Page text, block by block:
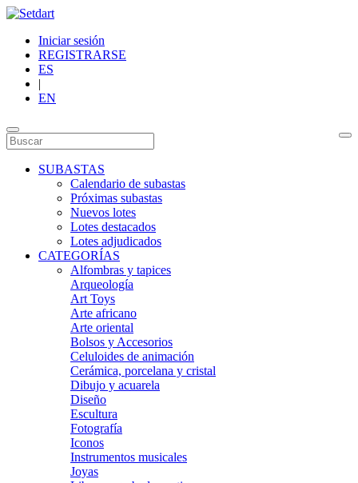
Iniciar sesión
REGISTRARSE
ES
|
EN
SUBASTAS
Calendario de subastas
Próximas subastas
Nuevos lotes
Lotes destacados
Lotes adjudicados
CATEGORÍAS
Alfombras y tapices
Arqueología
Art Toys
Arte africano
Arte oriental
Bolsos y Accesorios
Celuloides de animación
Cerámica, porcelana y cristal
Dibujo y acuarela
Diseño
Escultura
Fotografía
Iconos
Instrumentos musicales
Joyas